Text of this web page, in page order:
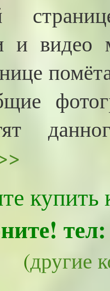
и
купить
(другие